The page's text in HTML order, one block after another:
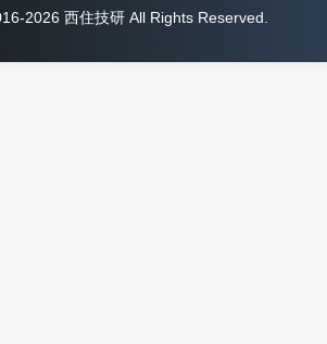
2026 西住技研 All Rights Reserved.